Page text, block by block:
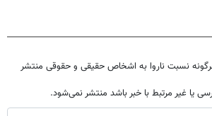
نسبت ناروا به اشخاص حقیقی و حقوقی منتشر
یا غیر مرتبط با خبر باشد منتشر نمی‌شود.